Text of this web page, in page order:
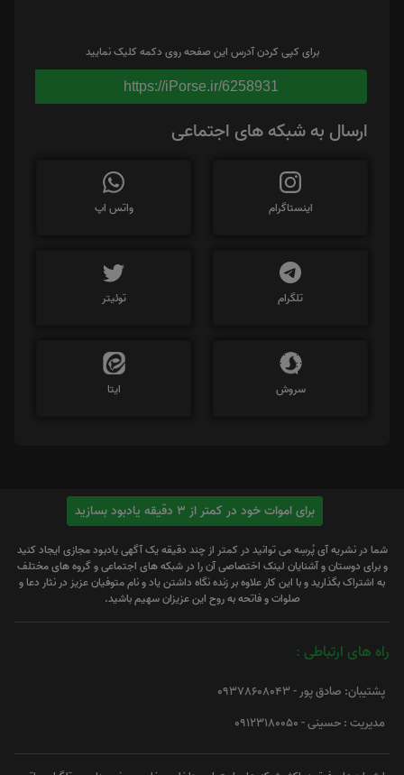
برای کپی کردن آدرس این صفحه روی دکمه کلیک نمایید
https://iPorse.ir/6258931
ارسال به شبکه های اجتماعی
اینستاگرام واتس اپ
تلگرام توئیتر
سروش ایتا
برای اموات خود در کمتر از 3 دقیقه یادبود بسازید
شما در نشریه آی پُرسِه می توانید در کمتر از چند دقیقه یک آگهی یادبود مجازی ایجاد کنید
و برای دوستان و آشنایان لینک اختصاصی آن را در شبکه های اجتماعی و گروه های مختلف
به اشتراک بگذارید و با این کار علاوه بر زنده نگاه داشتن یاد و نام متوفیان عزیز در نثار دعا و
صلوات و فاتحه به روح این عزیزان سهیم باشید.
راه های ارتباطی :
پشتیبان: صادق پور - 09378608043
مدیریت : حسینی - 09123180050